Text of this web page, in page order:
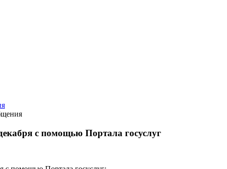
с помощью Портала госуслуг